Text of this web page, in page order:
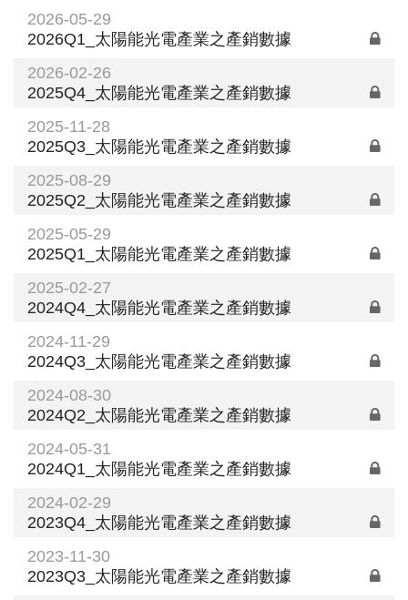
2026-05-29
2026Q1_太陽能光電產業之產銷數據
2026-02-26
2025Q4_太陽能光電產業之產銷數據
2025-11-28
2025Q3_太陽能光電產業之產銷數據
2025-08-29
2025Q2_太陽能光電產業之產銷數據
2025-05-29
2025Q1_太陽能光電產業之產銷數據
2025-02-27
2024Q4_太陽能光電產業之產銷數據
2024-11-29
2024Q3_太陽能光電產業之產銷數據
2024-08-30
2024Q2_太陽能光電產業之產銷數據
2024-05-31
2024Q1_太陽能光電產業之產銷數據
2024-02-29
2023Q4_太陽能光電產業之產銷數據
2023-11-30
2023Q3_太陽能光電產業之產銷數據